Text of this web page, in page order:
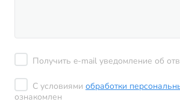
Получить e-mail уведомление об
С условиями обработки
ознакомлен